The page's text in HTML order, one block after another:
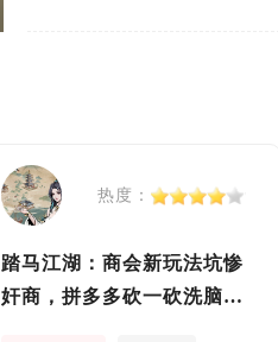
热度：
踏马江湖：商会新玩法坑惨
奸商，拼多多砍一砍洗脑夏